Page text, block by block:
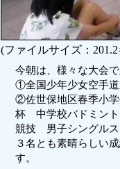
(ファイルサイズ：
今朝は、様々な大会
①全国少年少女空手
②佐世保地区春季小
杯 中学校バドミント
競技 男子シングル
３名とも素晴らしい
す。